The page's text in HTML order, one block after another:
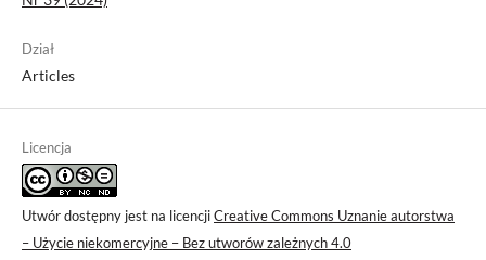
Dział
Articles
Licencja
Utwór dostępny jest na licencjiCreative Commons Uznanie autorstwa
– Użycie niekomercyjne – Bez utworów zależnych 4.0